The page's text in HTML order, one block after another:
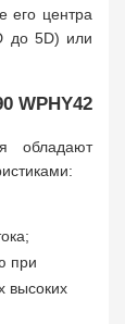
его центра
до 5D) или
WPНY42
обладают
при
высоких